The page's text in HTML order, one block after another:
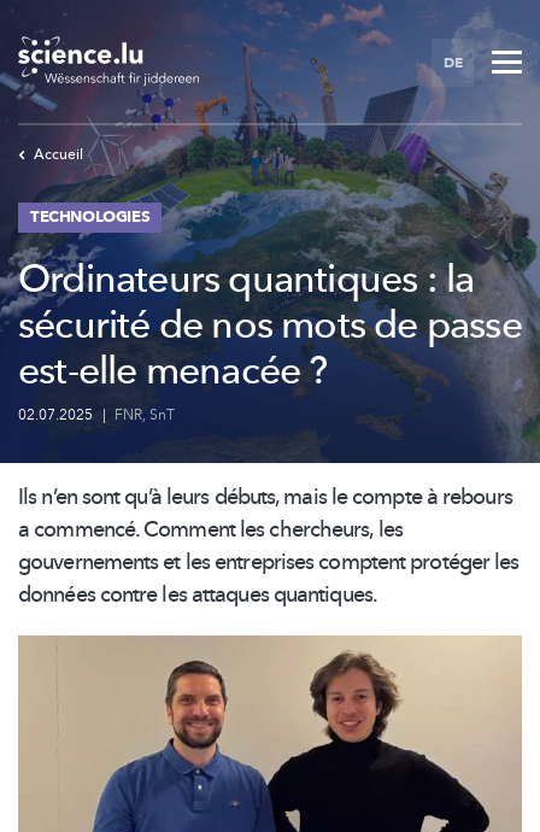
Skip
main
content
DE
Accueil
TECHNOLOGIES
Ordinateurs quantiques : la
sécurité de nos mots de passe
est-elle menacée ?
02.07.2025 | FNR, SnT
Ils n’en sont qu’à leurs débuts, mais le compte à rebours
a commencé. Comment les chercheurs, les
gouvernements et les entreprises comptent protéger les
données contre les attaques quantiques.